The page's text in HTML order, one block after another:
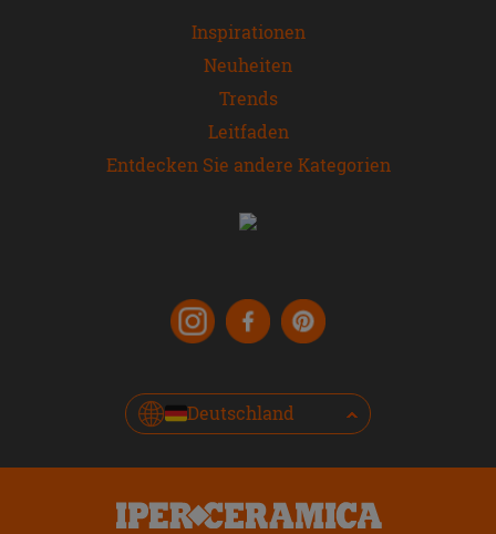
Inspirationen
Neuheiten
Trends
Leitfaden
Entdecken Sie andere Kategorien
Deutschland